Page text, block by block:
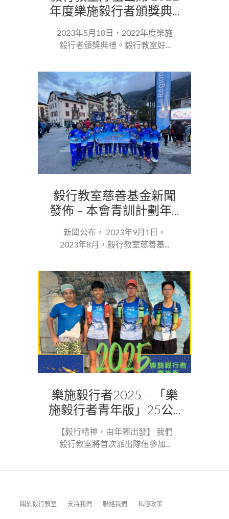
年度樂施毅行者頒獎典...
2023年5月18日，2022年度樂施
毅行者頒獎典禮。毅行教室好...
毅行教室慈善基金新聞
發佈 – 本會青訓計劃年...
新聞公布， 2023年9月1日。
2023年8月，毅行教室慈善基...
樂施毅行者2025 – 「樂
施毅行者青年版」25公...
【毅行精神，由年輕出發】 我們
毅行教室將首次派出隊伍參加...
關於毅行教室 支持我們 聯絡我們 私隱政策